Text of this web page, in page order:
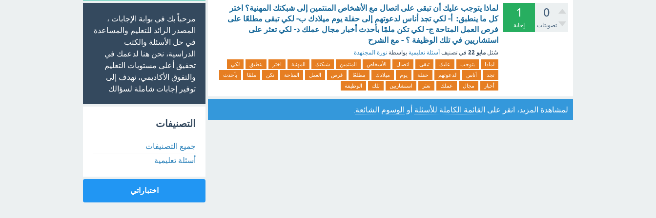
0
تصويتات
1
إجابة
لماذا يتوجب عليك أن تبقى على اتصال مع الأشخاص المنتمين إلى شبكتك المهنية؟ اختر
كل ما ينطبق: أ- لكي تجد أناس لدعوتهم إلى حفلة يوم ميلادك ب- لكي تبقى مطلعًا على
فرص العمل المتاحة ج- لكي تكن ملمًا بأحدث أخبار مجال عملك د- لكي تعثر على
استشاريين في تلك الوظيفة ؟ - مع الشرح
سُئل مايو 22 في تصنيف أسئلة تعليمية بواسطة نورة المجتهدة
لماذا يتوجب عليك تبقى اتصال الأشخاص المنتمين شبكتك المهنية اختر ينطبق
لكي
تجد
أناس لدعوتهم حفلة يوم ميلادك مطلعًا فرص العمل المتاحة تكن ملمًا
بأحدث
أخبار
مجال عملك تعثر استشاريين تلك الوظيفة
لمشاهدة المزيد، انقر على القائمة الكاملة للأسئلة أو الوسوم الشائعة
مرحباً بك في بوابة الإجابات ،
المصدر الرائد للتعليم والمساعدة
في حل الأسئلة والكتب
الدراسية، نحن هنا لدعمك في
تحقيق أعلى مستويات التعليم
والتفوق الأكاديمي، نهدف إلى
توفير إجابات شاملة لسؤالك
التصنيفات
جميع التصنيفات
أسئلة تعليمية
اختباراتي